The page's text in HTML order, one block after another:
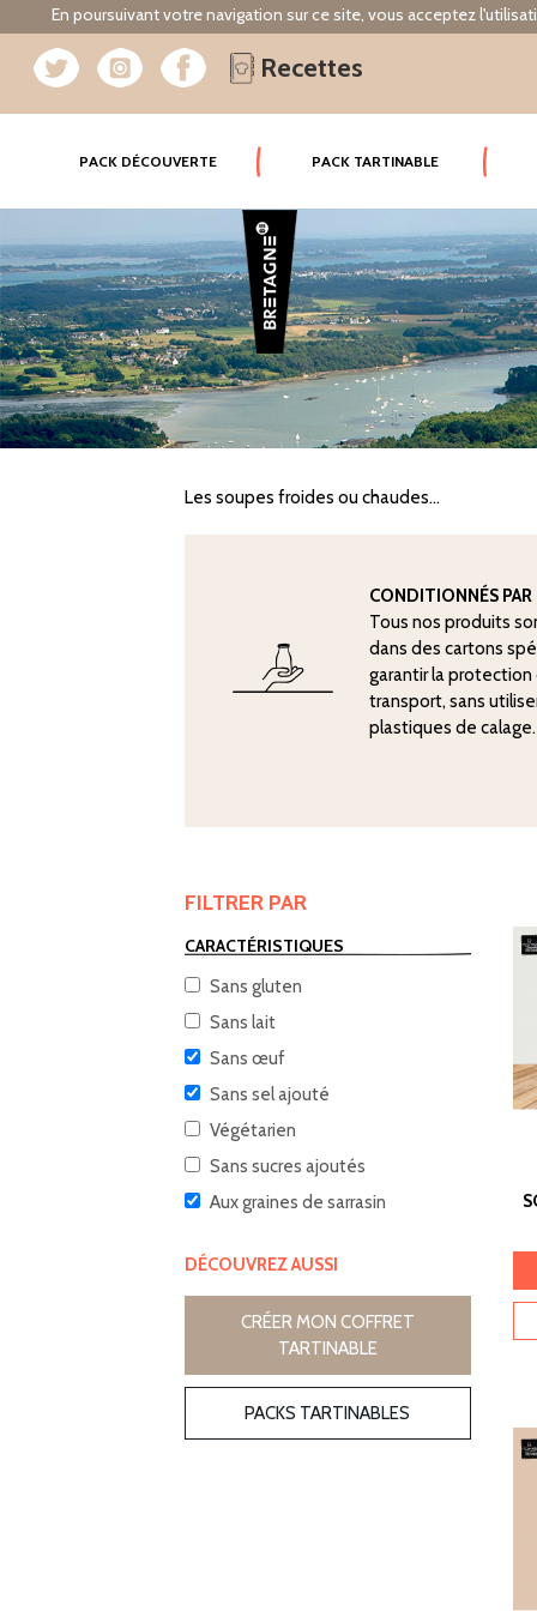
En poursuivant votre navigation sur ce site, vous acceptez
Recettes
PACK DÉCOUVERTE(CURRENT) PACK TARTINABLE
Les soupes froides ou chaudes...
CONDITIONNÉS
Tous nos produits
dans des cartons
garantir la
transport, sans
plastiques de calage.
FILTRER PAR
CARACTÉRISTIQUES
Sans gluten
Sans lait
Sans œuf
Sans sel ajouté
Végétarien
Sans sucres ajoutés
Aux graines de sarrasin
DÉCOUVREZ AUSSI
CRÉER MON COFFRET
TARTINABLE
PACKS TARTINABLES